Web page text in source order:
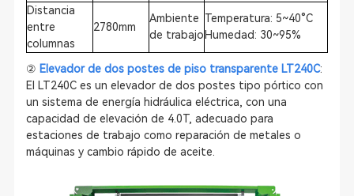
Distancia
entre
columnas
2780mm
Ambiente
de trabajo
Temperatura: 5~40°C
Humedad: 30~95%
② Elevador de dos postes de piso transparente LT240C:
El LT240C es un elevador de dos postes tipo pórtico con
un sistema de energía hidráulica eléctrica, con una
capacidad de elevación de 4.0T, adecuado para
estaciones de trabajo como reparación de metales o
máquinas y cambio rápido de aceite.